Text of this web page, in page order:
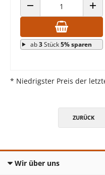
ANZAHL VERRINGERN
ab3Stück5% sparen
* Niedrigster Preis der
ZURÜCK
Wir über uns